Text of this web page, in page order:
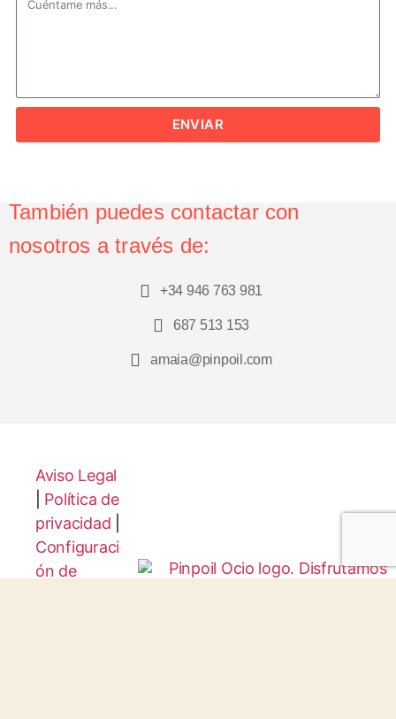
ENVIAR
También puedes contactar con
nosotros a través de:
+34 946 763 981
687 513 153
amaia@pinpoil.com
Aviso Legal
Política de
privacidad
Configuraci
ón de